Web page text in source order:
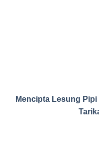
Mencipta Lesung